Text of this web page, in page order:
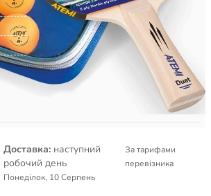
00043021
ATEMI
Детальніше про товар
Доставка: наступний
робочий день
Понеділок, 10 Серпень
За тарифами
перевізника